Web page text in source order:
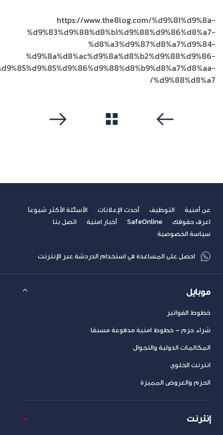
https://www.the8log.com/%d9%81%d9%8a-
%d9%83%d9%88%d8%b1%d9%88%d9%86%d8%a7-
%d8%a3%d9%87%d8%a7%d9%84-
%d9%8a%d8%ac%d9%8a%d8%b2%d9%88%d9%86-
%d9%88%d8%a7/
عن أمنية التوظيف أحدث الإعلانات
الأسئلة الأكثر شيوعاً
اعرف حقوقك
SafeOnline أخبار امنية
اتصل بنا
سياسة الخصوصية
احصل على المساعدة في استخدام الدردشة عبر الإنترنت
موبايل
خطوط الفواتير
شراء حزم – خطوط امنية مدفوعة مسبقا
المكالمات الدولية والتجوال
انترنت الخلوي
الحزم والعروض المميزة
إنترنت